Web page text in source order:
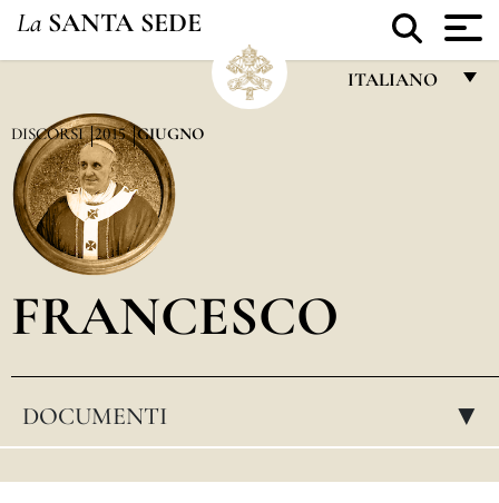
La SANTA SEDE
ITALIANO
POLSKI
DISCORSI 2015 GIUGNO
FRANCESCO
DOCUMENTI ▸